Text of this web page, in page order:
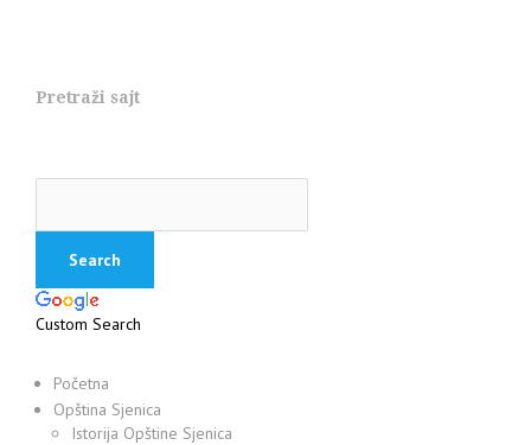
Pretraži sajt
Custom Search
Početna
Opština Sjenica
Istorija Opštine Sjenica